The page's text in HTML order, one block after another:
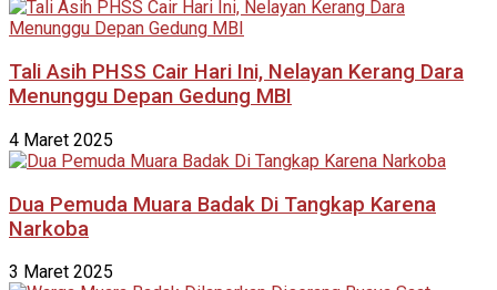
Tali Asih PHSS Cair Hari Ini, Nelayan Kerang Dara
Menunggu Depan Gedung MBI
4 Maret 2025
Dua Pemuda Muara Badak Di Tangkap Karena
Narkoba
3 Maret 2025